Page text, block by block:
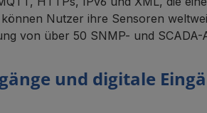
können Nutzer ihre Sensoren
von über 50 SNMP- und
und digitale